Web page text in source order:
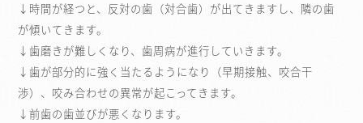
↓時間が経つと、反対の歯（対合歯）が出てきますし、隣の歯
が傾いてきます。
↓歯磨きが難しくなり、歯周病が進行していきます。
↓歯が部分的に強く当たるようになり（早期接触、咬合干
渉）、咬み合わせの異常が起こってきます。
↓前歯の歯並びが悪くなります。